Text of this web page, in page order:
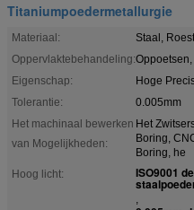
Titaniumpoedermetallurgie
Materiaal:
Staal,
Oppervlaktebehandeling:
Eigenschap:
Hoge
Tolerantie:
0.005mm
Het machinaal bewerken
van Mogelijkheden:
Het
Boring,
Boring, he
Hoog licht:
ISO9001
,